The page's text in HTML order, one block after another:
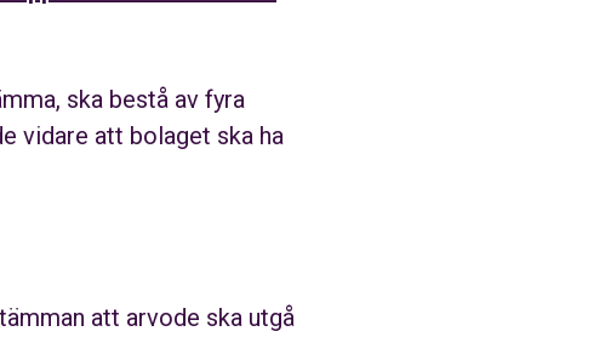
ska bestå av fyra
vidare att bolaget ska ha
att arvode ska utgå